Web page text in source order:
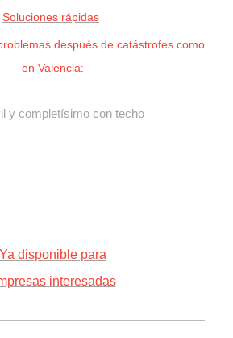
Soluciones rápidas
después de catástrofes como
en Valencia:
y completísimo con techo
Ya disponible para
interesadas